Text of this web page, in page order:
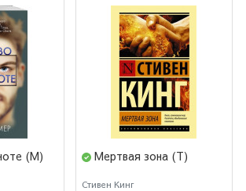
(М) Мертвая зона (Т)
Стивен Кинг